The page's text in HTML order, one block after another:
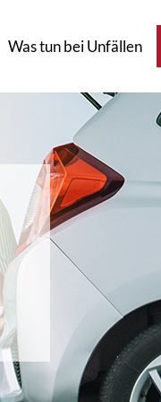
Was tun bei Unfällen